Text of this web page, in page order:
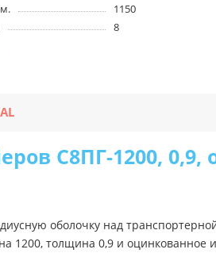
1150
8
С8ПГ-1200,
оболочку над
1200, толщина 0,9 и оцинкованное